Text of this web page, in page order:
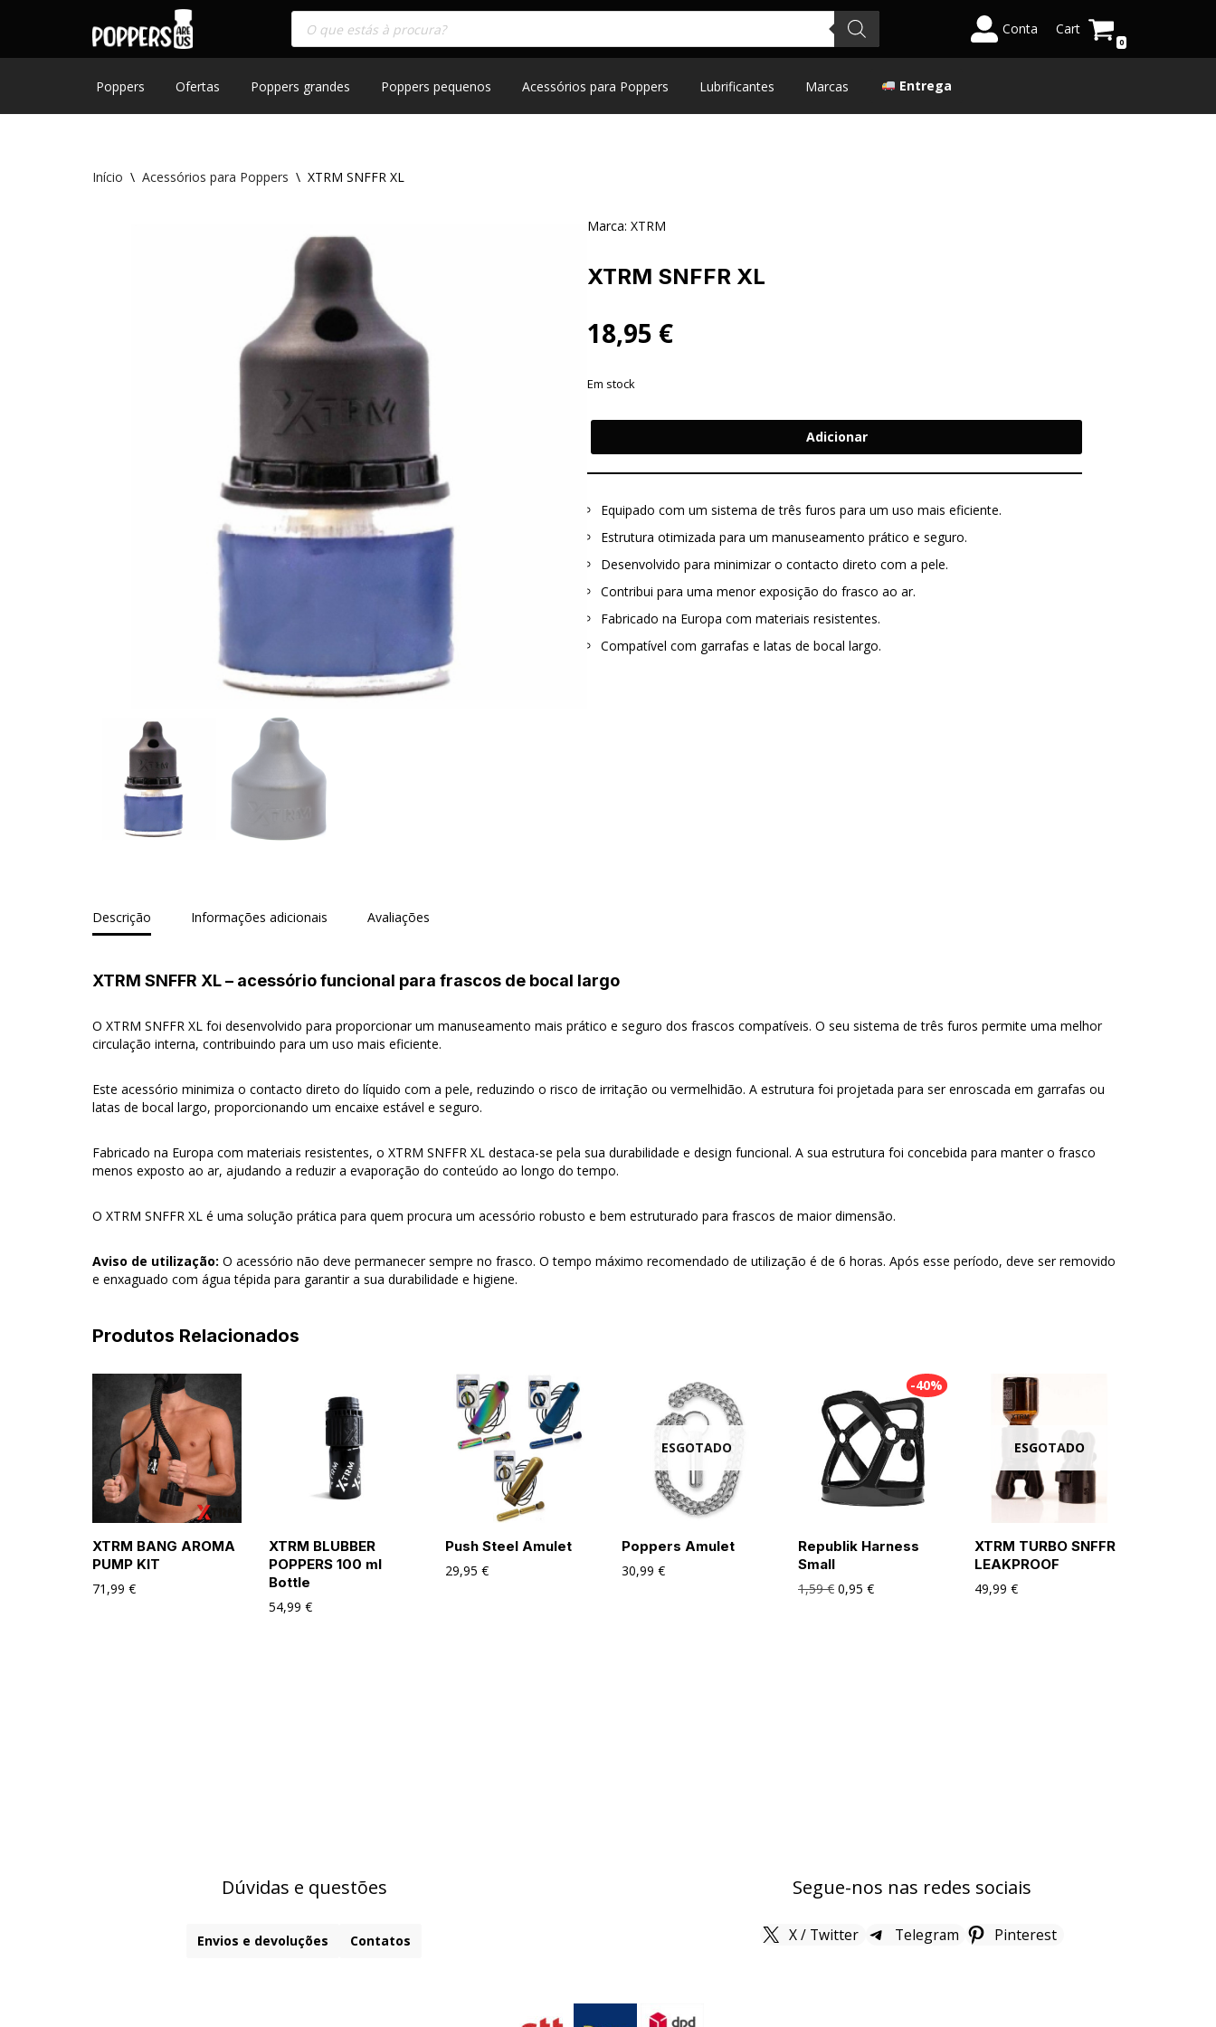
Conta Cart
0
Poppers Ofertas Poppers grandes Poppers pequenos Acessórios para Poppers Lubrificantes Marcas Entrega
Início \ Acessórios para Poppers \ XTRM SNFFR XL
Marca:XTRM
XTRM SNFFR XL
18,95 €
Em stock
Adicionar
Equipado com um sistema de três furos para um uso mais eficiente.
Estrutura otimizada para um manuseamento prático e seguro.
Desenvolvido para minimizar o contacto direto com a pele.
Contribui para uma menor exposição do frasco ao ar.
Fabricado na Europa com materiais resistentes.
Compatível com garrafas e latas de bocal largo.
Descrição Informações adicionais Avaliações
XTRM SNFFR XL – acessório funcional para frascos de bocal largo
O XTRM SNFFR XL foi desenvolvido para proporcionar um manuseamento mais prático e seguro dos frascos compatíveis. O seu sistema de três furos permite uma melhor
circulação interna, contribuindo para um uso mais eficiente.
Este acessório minimiza o contacto direto do líquido com a pele, reduzindo o risco de irritação ou vermelhidão. A estrutura foi projetada para ser enroscada em garrafas ou
latas de bocal largo, proporcionando um encaixe estável e seguro.
Fabricado na Europa com materiais resistentes, o XTRM SNFFR XL destaca-se pela sua durabilidade e design funcional. A sua estrutura foi concebida para manter o frasco
menos exposto ao ar, ajudando a reduzir a evaporação do conteúdo ao longo do tempo.
O XTRM SNFFR XL é uma solução prática para quem procura um acessório robusto e bem estruturado para frascos de maior dimensão.
Aviso de utilização: O acessório não deve permanecer sempre no frasco. O tempo máximo recomendado de utilização é de 6 horas. Após esse período, deve ser removido
e enxaguado com água tépida para garantir a sua durabilidade e higiene.
Produtos Relacionados
XTRM BANG AROMA
PUMP KIT
71,99 €
XTRM BLUBBER
POPPERS 100 ml
Bottle
54,99 €
Push Steel Amulet
29,95 €
ESGOTADO
Poppers Amulet
30,99 €
-40%
Republik Harness
Small
1,59€ 0,95 €
ESGOTADO
XTRM TURBO SNFFR
LEAKPROOF
49,99 €
Dúvidas e questões
Envios e devoluções Contatos
Segue-nos nas redes sociais
X / Twitter Telegram Pinterest